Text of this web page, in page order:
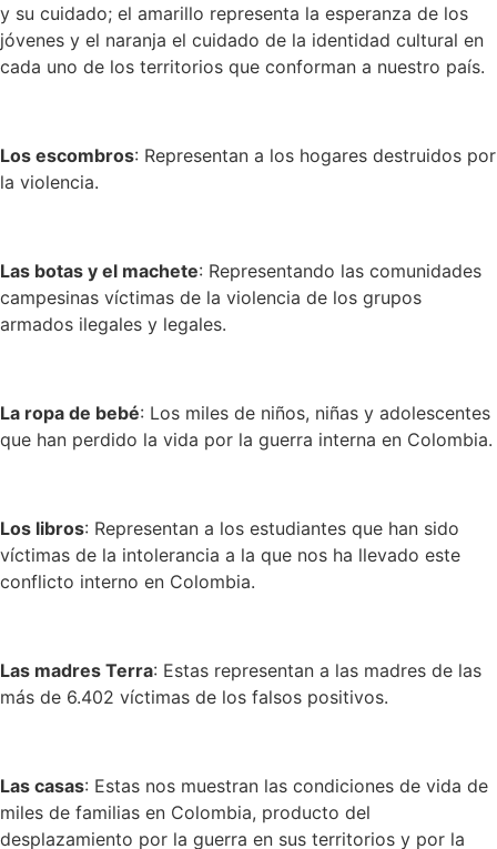
y su cuidado; el amarillo representa la esperanza de los
jóvenes y el naranja el cuidado de la identidad cultural en
cada uno de los territorios que conforman a nuestro país.
Los escombros: Representan a los hogares destruidos por
la violencia.
Las botas y el machete: Representando las comunidades
campesinas víctimas de la violencia de los grupos
armados ilegales y legales.
La ropa de bebé: Los miles de niños, niñas y adolescentes
que han perdido la vida por la guerra interna en Colombia.
Los libros: Representan a los estudiantes que han sido
víctimas de la intolerancia a la que nos ha llevado este
conflicto interno en Colombia.
Las madres Terra: Estas representan a las madres de las
más de 6.402 víctimas de los falsos positivos.
Las casas: Estas nos muestran las condiciones de vida de
miles de familias en Colombia, producto del
desplazamiento por la guerra en sus territorios y por la